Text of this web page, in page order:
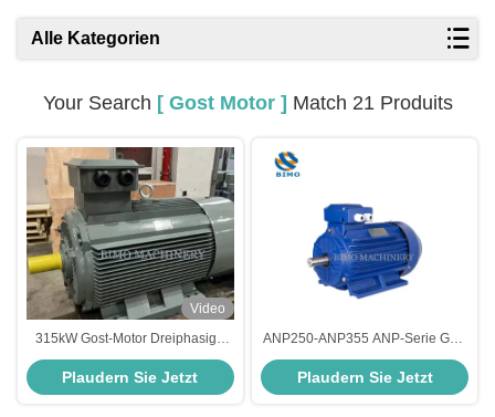
Alle Kategorien
Your Search [ Gost Motor ] Match 21 Produits
Video
315kW Gost-Motor Dreiphasige
Wechselstrom-Asynchrone
Induktion Elektromotor B3
Montage
Plaudern Sie Jetzt
ANP250-ANP355 ANP-Serie Gost
Motor 380V Dreiphasenmotor
75KW-160KW
Plaudern Sie Jetzt